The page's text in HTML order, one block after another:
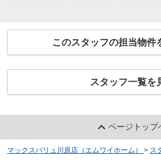
このスタッフの担当物件
スタッフ一覧を
ページトップ
マックスバリュ川原店（エムワイホーム） > ス